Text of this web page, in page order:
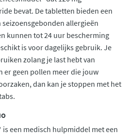
bevat. De tabletten bieden een
allergieën
kunnen tot 24 uur bescherming
is voor dagelijks gebruik. Je
zolang je last hebt van
geen pollen meer die jouw
dan kan je stoppen met het
een medisch hulpmiddel met een